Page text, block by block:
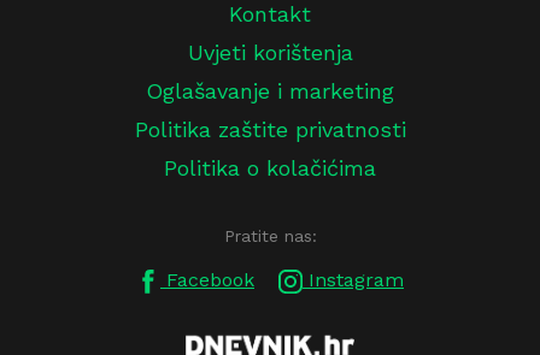
Kontakt
Uvjeti korištenja
Oglašavanje i marketing
Politika zaštite privatnosti
Politika o kolačićima
Pratite nas:
Facebook Instagram